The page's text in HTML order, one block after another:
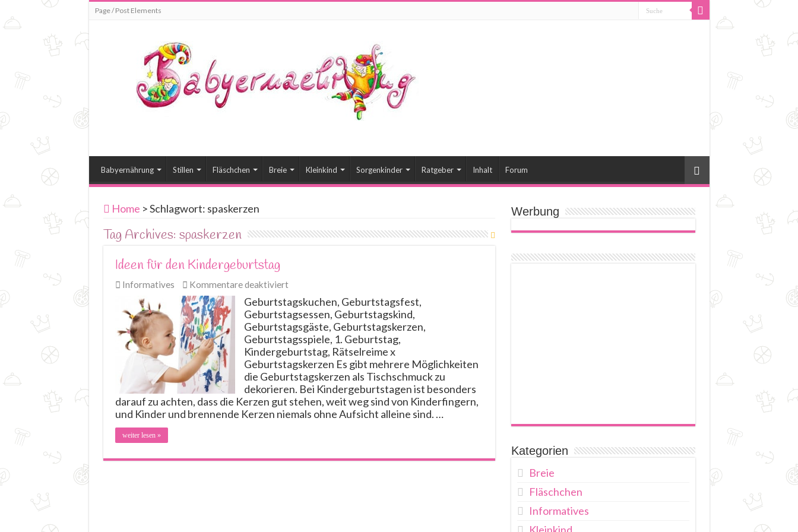
Page / Post Elements
Babyernährung Stillen Fläschchen Breie Kleinkind Sorgenkinder Ratgeber Inhalt Forum
Home >Schlagwort: spaskerzen
Tag Archives: spaskerzen
Ideen für den Kindergeburtstag
Informatives Kommentare deaktiviertfür
für
den
Kindergeburtstag
Geburtstagskuchen, Geburtstagsfest,
Geburtstagsessen, Geburtstagskind,
Geburtstagsgäste, Geburtstagskerzen,
Geburtstagsspiele, 1. Geburtstag,
Kindergeburtstag, Rätselreime x
Geburtstagskerzen Es gibt mehrere Möglichkeiten
die Geburtstagskerzen als Tischschmuck zu
dekorieren. Bei Kindergeburtstagen ist besonders
darauf zu achten, dass die Kerzen gut stehen, weit weg sind von Kinderfingern,
und Kinder und brennende Kerzen niemals ohne Aufsicht alleine sind. …
weiter lesen »
Werbung
Kategorien
Breie
Fläschchen
Informatives